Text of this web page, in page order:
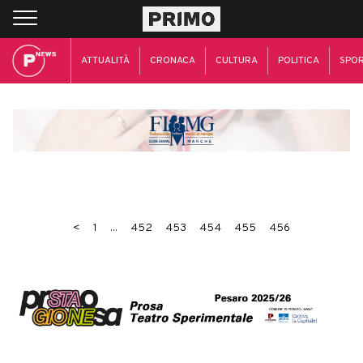
ATTUALITÀ CRONACA CULTURA POLITICA
< 1 ... 452 453 454 455 456